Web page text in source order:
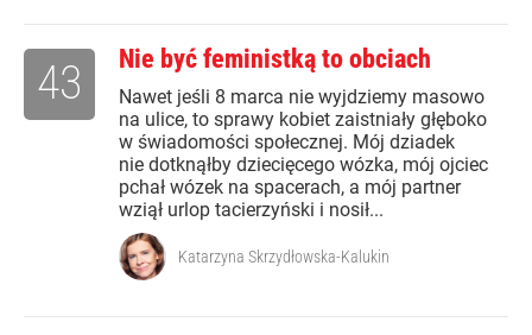
Nie być feministką to obciach
Nawet jeśli 8 marca nie wyjdziemy masowo
na ulice, to sprawy kobiet zaistniały głęboko
w świadomości społecznej. Mój dziadek
nie dotknąłby dziecięcego wózka, mój ojciec
pchał wózek na spacerach, a mój partner
wziął urlop tacierzyński i nosił...
43
Katarzyna Skrzydłowska-Kalukin